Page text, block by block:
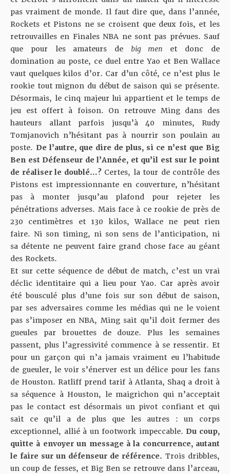
pas vraiment de monde. Il faut dire que, dans l’année,
Rockets et Pistons ne se croisent que deux fois, et les
retrouvailles en Finales NBA ne sont pas prévues. Sauf
que pour les amateurs de big men et donc de
domination au poste, ce duel entre Yao et Ben Wallace
vaut quelques kilos d’or. Car d’un côté, ce n’est plus le
rookie tout mignon du début de saison qui se présente.
Désormais, le cinq majeur lui appartient et le temps de
jeu est offert à foison. On retrouve Ming dans des
hauteurs allant parfois jusqu’à 40 minutes, Rudy
Tomjanovich n’hésitant pas à nourrir son poulain au
poste. De l’autre, que dire de plus, si ce n’est que Big
Ben est Défenseur de l’Année, et qu’il est sur le point
de réaliser le doublé…?Certes, la tour de contrôle des
Pistons est impressionnante en couverture, n’hésitant
pas à monter jusqu’au plafond pour rejeter les
pénétrations adverses. Mais face à ce rookie de près de
230 centimètres et 130 kilos, Wallace ne peut rien
faire. Ni son timing, ni son sens de l’anticipation, ni
sa détente ne peuvent faire grand chose face au géant
des Rockets.
Et sur cette séquence de début de match, c’est un vrai
déclic identitaire qui a lieu pour Yao. Car après avoir
été bousculé plus d’une fois sur son début de saison,
par ses adversaires comme les médias qui ne le voient
pas s’imposer en NBA, Ming sait qu’il doit fermer des
gueules par brouettes de douze. Plus les semaines
passent, plus l’agressivité commence à se ressentir. Et
pour un garçon qui n’a jamais vraiment eu l’habitude
de gueuler, le voir s’énerver est un délice pour les fans
de Houston. Ratliff prend tarif à Atlanta, Shaq a droit à
sa séquence à Houston, le maigrichon qui n’acceptait
pas le contact est désormais un pivot confiant et qui
sait ce qu’il a de plus que les autres : un corps
exceptionnel, allié à un footwork impeccable. Du coup,
quitte à envoyer un message à la concurrence, autant
le faire sur un défenseur de référence. Trois dribbles,
un coup de fesses, et Big Ben se retrouve dans l’arceau,